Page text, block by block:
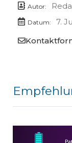
Autor:
Datum:
7.